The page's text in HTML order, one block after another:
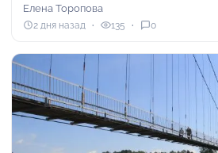
Елена Торопова
2 дня назад 135 0